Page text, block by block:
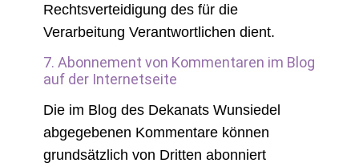
Rechtsverteidigung des für die
Verarbeitung Verantwortlichen dient.
7. Abonnement von Kommentaren im Blog
auf der Internetseite
Die im Blog des Dekanats Wunsiedel
abgegebenen Kommentare können
grundsätzlich von Dritten abonniert